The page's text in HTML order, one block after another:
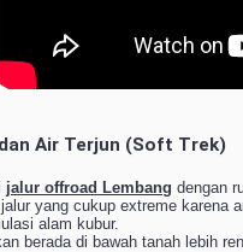
dan Air Terjun (Soft Trek)
jalur offroad Lembang dengan
yang cukup extreme karena
alam kubur.
berada di bawah tanah lebih